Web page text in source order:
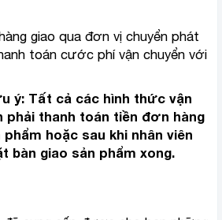
giao qua đơn vị chuyển phát
toán cước phí vận chuyển với
ý: Tất cả các hình thức vận
phải thanh toán tiền đơn hàng
phẩm hoặc sau khi nhân viên
bàn giao sản phẩm xong.